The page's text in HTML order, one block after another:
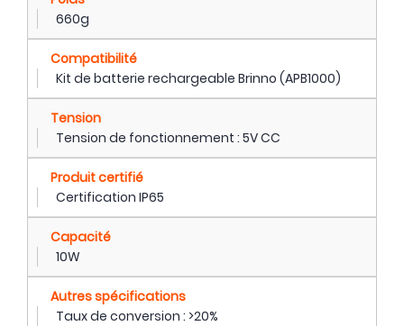
660g
Compatibilité
Kit de batterie rechargeable Brinno (APB1000)
Tension
Tension de fonctionnement : 5V CC
Produit certifié
Certification IP65
Capacité
10W
Autres spécifications
Taux de conversion : >20%